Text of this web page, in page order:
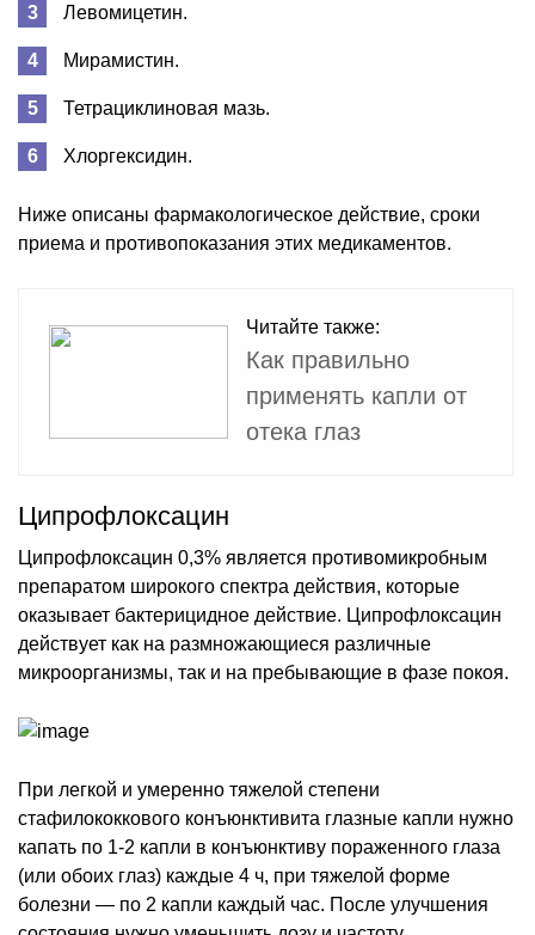
Левомицетин.
Мирамистин.
Тетрациклиновая мазь.
Хлоргексидин.
Ниже описаны фармакологическое действие, сроки
приема и противопоказания этих медикаментов.
Читайте также:
Как правильно
применять капли от
отека глаз
Ципрофлоксацин
Ципрофлоксацин 0,3% является противомикробным
препаратом широкого спектра действия, которые
оказывает бактерицидное действие. Ципрофлоксацин
действует как на размножающиеся различные
микроорганизмы, так и на пребывающие в фазе покоя.
При легкой и умеренно тяжелой степени
стафилококкового конъюнктивита глазные капли нужно
капать по 1-2 капли в конъюнктиву пораженного глаза
(или обоих глаз) каждые 4 ч, при тяжелой форме
болезни — по 2 капли каждый час. После улучшения